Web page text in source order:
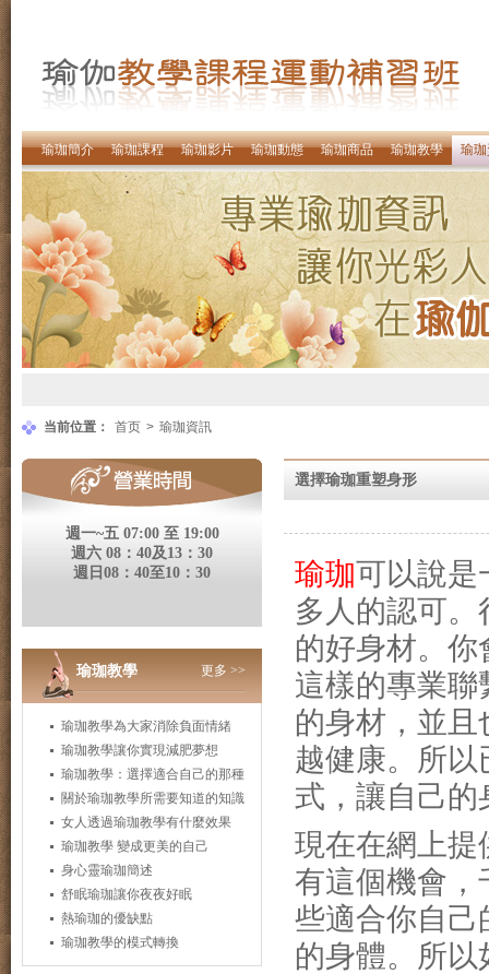
瑜珈簡介 瑜珈課程 瑜珈影片 瑜珈動態 瑜珈商品 瑜珈教學 瑜
当前位置： 首页 > 瑜珈資訊
週一~五 07:00 至 19:00
週六 08：40及13：30
週日08：40至10：30
更多 >>
瑜珈教學
瑜珈教學為大家消除負面情緒
瑜珈教學讓你實現減肥夢想
瑜珈教學：選擇適合自己的那種
關於瑜珈教學所需要知道的知識
女人透過瑜珈教學有什麼效果
瑜珈教學 變成更美的自己
身心靈瑜珈簡述
舒眠瑜珈讓你夜夜好眠
熱瑜珈的優缺點
瑜珈教學的模式轉換
選擇瑜珈重塑身形
瑜珈可以說是
多人的認可。
的好身材。 你
這樣的專業
的身材，並
越健康。 所以
式，讓自己
現在在網上提
有這個機會，
些適合你自己
的身體。 所以